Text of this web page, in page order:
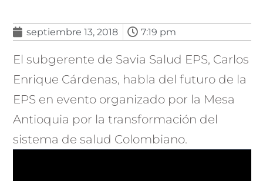
septiembre 13, 2018 7:19 pm
El subgerente de Savia Salud EPS, Carlos
Enrique Cárdenas, habla del futuro de la
EPS en evento organizado por la Mesa
Antioquia por la transformación del
sistema de salud Colombiano.